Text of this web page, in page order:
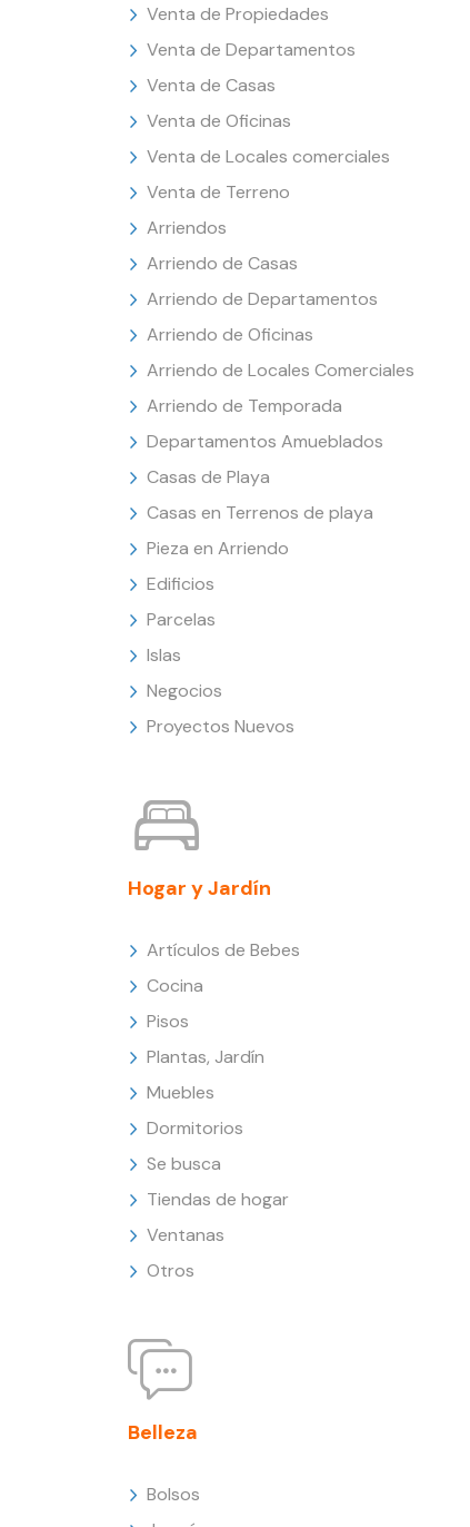
Venta de Propiedades
Venta de Departamentos
Venta de Casas
Venta de Oficinas
Venta de Locales comerciales
Venta de Terreno
Arriendos
Arriendo de Casas
Arriendo de Departamentos
Arriendo de Oficinas
Arriendo de Locales Comerciales
Arriendo de Temporada
Departamentos Amueblados
Casas de Playa
Casas en Terrenos de playa
Pieza en Arriendo
Edificios
Parcelas
Islas
Negocios
Proyectos Nuevos
Hogar y Jardín
Artículos de Bebes
Cocina
Pisos
Plantas, Jardín
Muebles
Dormitorios
Se busca
Tiendas de hogar
Ventanas
Otros
Belleza
Bolsos